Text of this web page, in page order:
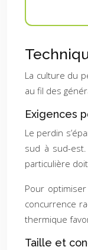
La culture du
au fil des
Exigences
Le perdin
sud à sud-
particulière
Pour
concurrence
thermique
Taille et